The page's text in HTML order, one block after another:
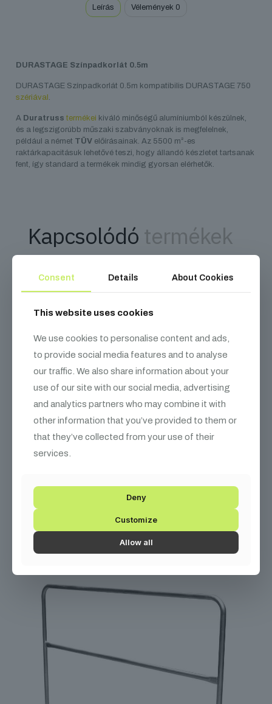
Leírás Vélemények 0
DURASTAGE Színpadkorlát 0.5m
DURASTAGE Színpadkorlát 0.5m kompatibilis DURASTAGE 750
szériával .
A Duratruss termékei kiváló minőségű alumíniumból készülnek,
és a legszigorúbb műszaki szabványoknak is megfelelnek,
például a német TÜV előírásainak. Az 5500 m²-es
raktárkapacitásuk lehetővé teszi, hogy állandó készletet tartsanak
fent, így standard a termékek mindig gyorsan elérhetők.
Kapcsolódó termékek
DURASTAGE Színpadkorlát rögzítő
10 000
Consent Details About Cookies
This website uses cookies
We use cookies to personalise content and ads,
to provide social media features and to analyse
our traffic. We also share information about your
use of our site with our social media, advertising
and analytics partners who may combine it with
other information that you’ve provided to them or
that they’ve collected from your use of their
services.
Deny
Customize
Allow all